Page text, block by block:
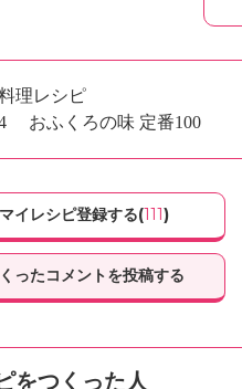
理レシピ
おふくろの味 定番100
マイレシピ登録する(111)
ったコメントを投稿する
をつくった人